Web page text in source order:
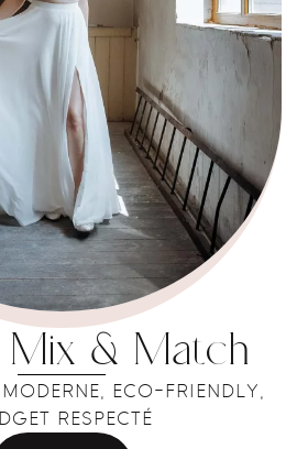
& Match
ECO-FRIENDLY,
RESPECTÉ